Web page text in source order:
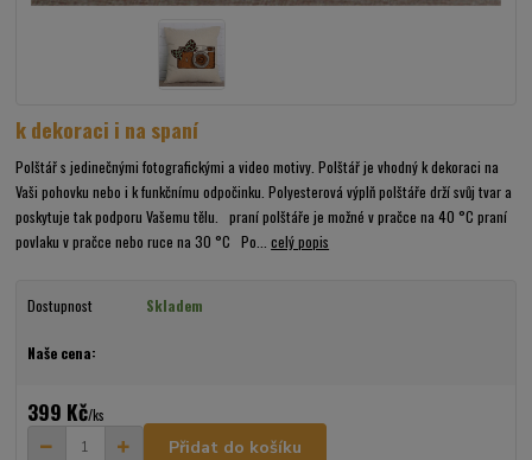
k dekoraci i na spaní
Polštář s jedinečnými fotografickými a video motivy. Polštář je vhodný k dekoraci na
Vaši pohovku nebo i k funkčnímu odpočinku. Polyesterová výplň polštáře drží svůj tvar a
poskytuje tak podporu Vašemu tělu. praní polštáře je možné v pračce na 40 °C praní
povlaku v pračce nebo ruce na 30 °C Po...celý popis
Dostupnost Skladem
Naše cena:
399 Kč/ks
Přidat do košíku